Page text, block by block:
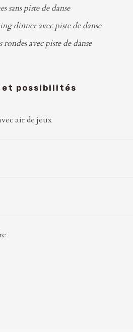
sans piste de danse
dinner avec piste de danse
rondes avec piste de danse
et possibilités
air de jeux